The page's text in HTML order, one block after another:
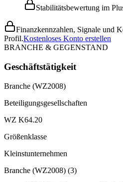
Stabilitätsbewertung im
Finanzkennzahlen, Signale und
Profil.Kostenloses Konto erstellen
BRANCHE & GEGENSTAND
Geschäftstätigkeit
Branche (WZ2008)
Beteiligungsgesellschaften
WZ K64.20
Größenklasse
Kleinstunternehmen
Branche (WZ2008) (3)